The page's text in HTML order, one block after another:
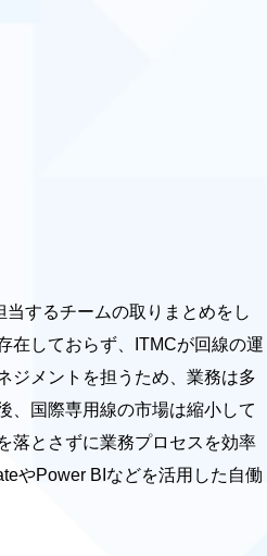
するチームの取りまとめをし
在しておらず、ITMCが回線の運
ジメントを担うため、業務は多
、国際専用線の市場は縮小して
落とさずに業務プロセスを効率
やPower BIなどを活用した自働